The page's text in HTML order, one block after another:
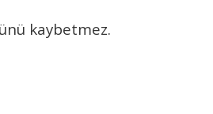
kaybetmez.